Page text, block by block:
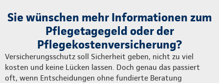
Sie wünschen mehr Informationen zum
Pflegetagegeld oder der
Pflegekostenversicherung?
Versicherungsschutz soll Sicherheit geben, nicht zu viel
kosten und keine Lücken lassen. Doch genau das passiert
oft, wenn Entscheidungen ohne fundierte Beratung